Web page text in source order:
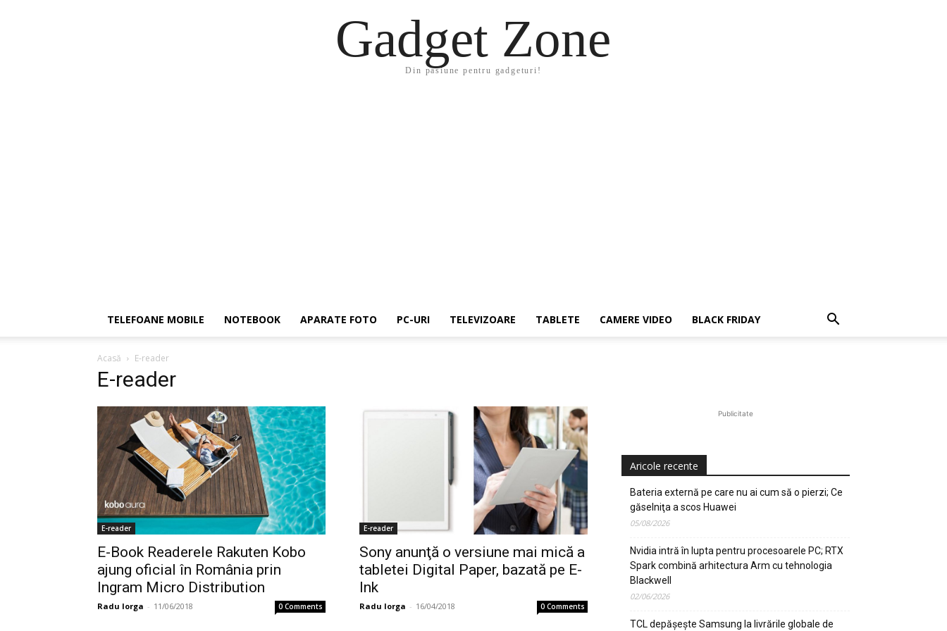
Gadget Zone
Din pasiune pentru gadgeturi!
TELEFOANE MOBILE NOTEBOOK APARATE FOTO PC-URI TELEVIZOARE TABLETE CAMERE VIDEO BLACK FRIDAY
Acasă E-reader
E-reader
E-reader
E-Book Readerele Rakuten Kobo
ajung oficial în România prin
Ingram Micro Distribution
Radu Iorga - 11/06/2018 0 Comments
E-reader
Sony anunţă o versiune mai mică a
tabletei Digital Paper, bazată pe E-
Ink
Radu Iorga - 16/04/2018 0 Comments
Publicitate
Aricole recente
Bateria externă pe care nu ai cum să o pierzi; Ce
găselniţa a scos Huawei
05/08/2026
Nvidia intră în lupta pentru procesoarele PC; RTX
Spark combină arhitectura Arm cu tehnologia
Blackwell
02/06/2026
TCL depășește Samsung la livrările globale de